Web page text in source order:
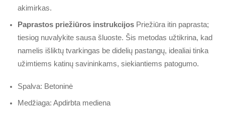
akimirkas.
Paprastos priežiūros instrukcijos Priežiūra itin paprasta;
tiesiog nuvalykite sausa šluoste. Šis metodas užtikrina, kad
namelis išliktų tvarkingas be didelių pastangų, idealiai tinka
užimtiems katinų savininkams, siekiantiems patogumo.
Spalva: Betoninė
Medžiaga: Apdirbta mediena